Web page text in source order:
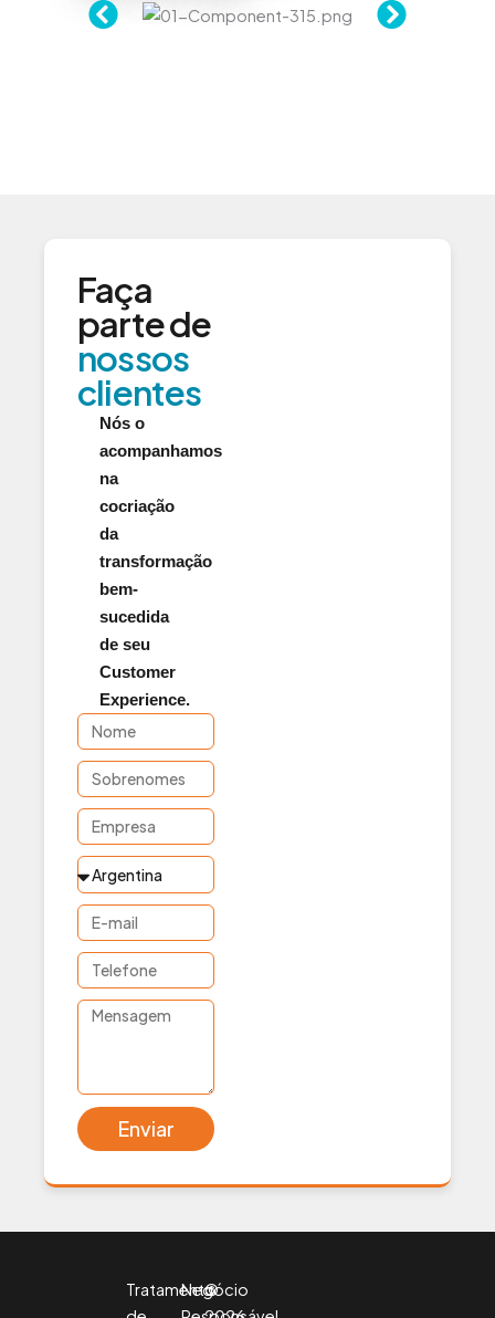
Faça
parte de
nossos
clientes
Nós o
acompanhamos
na
cocriação
da
transformação
bem-
sucedida
de seu
Customer
Experience.
Nome
Sobrenomes
Empresa
País
E-
mail
Telefone
Mensagem
Enviar
TratamentoNegócio
©